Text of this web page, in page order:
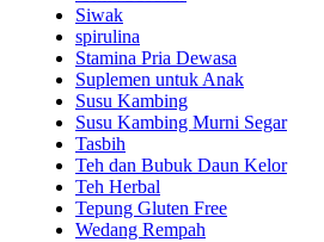
Siwak
spirulina
Stamina Pria Dewasa
Suplemen untuk Anak
Susu Kambing
Susu Kambing Murni Segar
Tasbih
Teh dan Bubuk Daun Kelor
Teh Herbal
Tepung Gluten Free
Wedang Rempah